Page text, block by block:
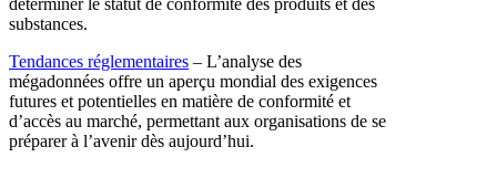
substances.
Tendances réglementaires – L’analyse des
mégadonnées offre un aperçu mondial des exigences
futures et potentielles en matière de conformité et
d’accès au marché, permettant aux organisations de se
préparer à l’avenir dès aujourd’hui.